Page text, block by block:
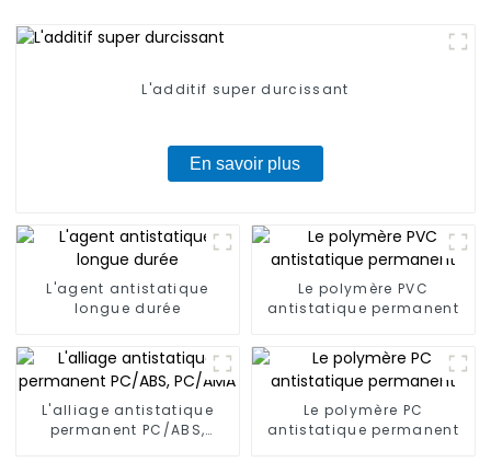
L'additif super durcissant
En savoir plus
L'agent antistatique
longue durée
Le polymère PVC
antistatique permanent
L'alliage antistatique
permanent PC/ABS,
Le polymère PC
antistatique permanent